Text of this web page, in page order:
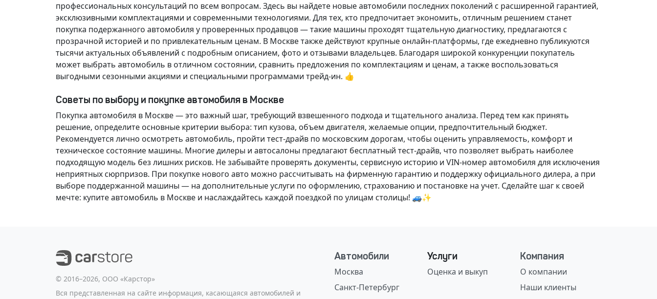
профессиональных консультаций по всем вопросам. Здесь вы найдете новые автомобили последних поколений с расширенной гарантией,
эксклюзивными комплектациями и современными технологиями. Для тех, кто предпочитает экономить, отличным решением станет
покупка подержанного автомобиля у проверенных продавцов — такие машины проходят тщательную диагностику, предлагаются с
прозрачной историей и по привлекательным ценам. В Москве также действуют крупные онлайн-платформы, где ежедневно публикуются
тысячи актуальных объявлений с подробным описанием, фото и отзывами владельцев. Благодаря широкой конкуренции покупатель
может выбрать автомобиль в отличном состоянии, сравнить предложения по комплектациям и ценам, а также воспользоваться
выгодными сезонными акциями и специальными программами трейд-ин. 👍
Советы по выбору и покупке автомобиля в Москве
Покупка автомобиля в Москве — это важный шаг, требующий взвешенного подхода и тщательного анализа. Перед тем как принять
решение, определите основные критерии выбора: тип кузова, объем двигателя, желаемые опции, предпочтительный бюджет.
Рекомендуется лично осмотреть автомобиль, пройти тест-драйв по московским дорогам, чтобы оценить управляемость, комфорт и
техническое состояние машины. Многие дилеры и автосалоны предлагают бесплатный тест-драйв, что позволяет выбрать наиболее
подходящую модель без лишних рисков. Не забывайте проверять документы, сервисную историю и VIN-номер автомобиля для исключения
неприятных сюрпризов. При покупке нового авто можно рассчитывать на фирменную гарантию и поддержку официального дилера, а при
выборе поддержанной машины — на дополнительные услуги по оформлению, страхованию и постановке на учет. Сделайте шаг к своей
мечте: купите автомобиль в Москве и наслаждайтесь каждой поездкой по улицам столицы! 🚙✨
©️ 2016–2026, ООО «Карстор»
Вся представленная на сайте информация, касающаяся автомобилей и
Автомобили
Москва
Санкт-Петербург
Услуги
Оценка и выкуп
Компания
О компании
Наши клиенты